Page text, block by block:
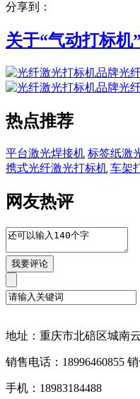
分享到：
关于“气动打标机
光
光
热点推荐
平台激光焊接机 标签纸激
携式光纤激光打标机 车架
网友热评
地址：重庆市北碚区城南
销售电话：18996460855
手机：18983184488